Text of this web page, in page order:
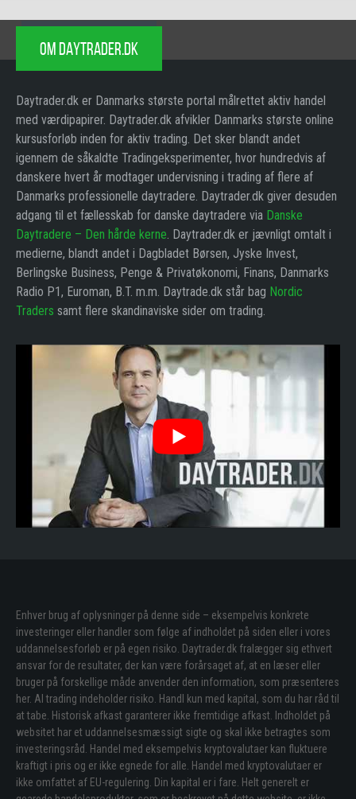
OM DAYTRADER.DK
Daytrader.dk er Danmarks største portal målrettet aktiv handel
med værdipapirer. Daytrader.dk afvikler Danmarks største online
kursusforløb inden for aktiv trading. Det sker blandt andet
igennem de såkaldte Tradingeksperimenter, hvor hundredvis af
danskere hvert år modtager undervisning i trading af flere af
Danmarks professionelle daytradere. Daytrader.dk giver desuden
adgang til et fællesskab for danske daytradere via Danske
Daytradere – Den hårde kerne. Daytrader.dk er jævnligt omtalt i
medierne, blandt andet i Dagbladet Børsen, Jyske Invest,
Berlingske Business, Penge & Privatøkonomi, Finans, Danmarks
Radio P1, Euroman, B.T. m.m. Daytrade.dk står bag Nordic
Traders samt flere skandinaviske sider om trading.
Enhver brug af oplysninger på denne side – eksempelvis konkrete
investeringer eller handler som følge af indholdet på siden eller i vores
uddannelsesforløb er på egen risiko. Daytrader.dk fralægger sig ethvert
ansvar for de resultater, der kan være forårsaget af, at en læser eller
bruger på forskellige måde anvender den information, som præsenteres
her. Al trading indeholder risiko. Handl kun med kapital, som du har råd til
at tabe. Historisk afkast garanterer ikke fremtidige afkast. Indholdet på
websitet har et uddannelsesmæssigt sigte og skal ikke betragtes som
investeringsråd. Handel med eksempelvis kryptovalutaer kan fluktuere
kraftigt i pris og er ikke egnede for alle. Handel med kryptovalutaer er
ikke omfattet af EU-regulering. Din kapital er i fare. Helt generelt er